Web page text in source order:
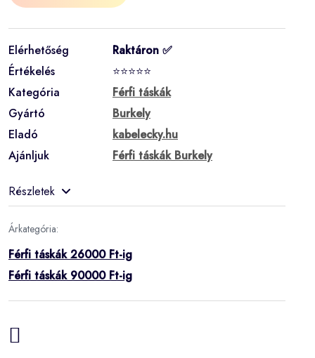
Elérhetőség
Raktáron ✅
Értékelés
⭐⭐⭐⭐⭐
Kategória
Férfi táskák
Gyártó
Burkely
Eladó
kabelecky.hu
Ajánljuk
Férfi táskák Burkely
Részletek
Árkategória:
Férfi táskák 26000 Ft-ig
Férfi táskák 90000 Ft-ig